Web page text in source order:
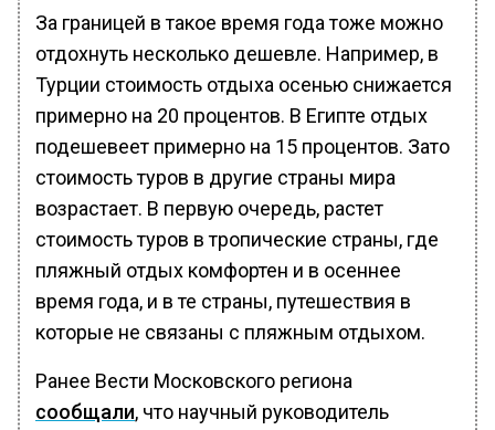
За границей в такое время года тоже можно
отдохнуть несколько дешевле. Например, в
Турции стоимость отдыха осенью снижается
примерно на 20 процентов. В Египте отдых
подешевеет примерно на 15 процентов. Зато
стоимость туров в другие страны мира
возрастает. В первую очередь, растет
стоимость туров в тропические страны, где
пляжный отдых комфортен и в осеннее
время года, и в те страны, путешествия в
которые не связаны с пляжным отдыхом.
Ранее Вести Московского региона
сообщали, что научный руководитель